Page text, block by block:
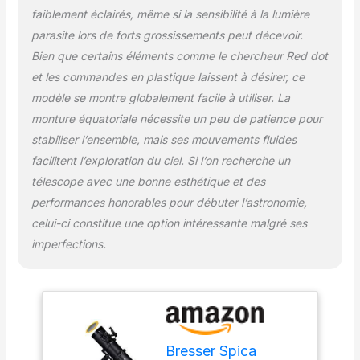
faiblement éclairés, même si la sensibilité à la lumière
parasite lors de forts grossissements peut décevoir.
Bien que certains éléments comme le chercheur Red dot
et les commandes en plastique laissent à désirer, ce
modèle se montre globalement facile à utiliser. La
monture équatoriale nécessite un peu de patience pour
stabiliser l’ensemble, mais ses mouvements fluides
facilitent l’exploration du ciel. Si l’on recherche un
télescope avec une bonne esthétique et des
performances honorables pour débuter l’astronomie,
celui-ci constitue une option intéressante malgré ses
imperfections.
Bresser Spica